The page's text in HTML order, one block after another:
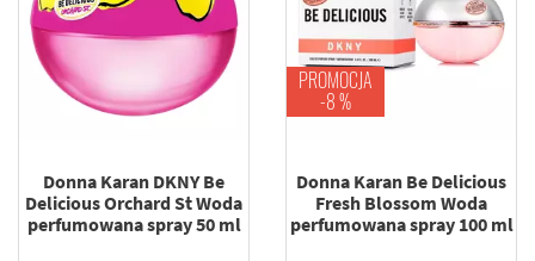
Donna Karan DKNY Be
Delicious Orchard St Woda
perfumowana spray 50 ml
PROMOCJA
-8 %
Donna Karan Be Delicious
Fresh Blossom Woda
perfumowana spray 100 ml